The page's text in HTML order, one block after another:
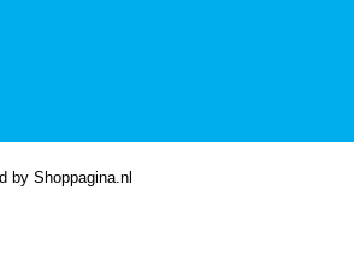
by Shoppagina.nl